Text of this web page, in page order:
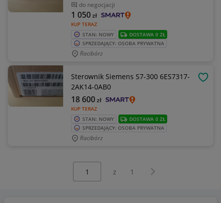
do negocjacji
KUP TERAZ
1 050zł
STAN: NOWY
DOSTAWA 0 ZŁ
SPRZEDAJĄCY: OSOBA PRYWATNA
Racibórz
Sterownik Siemens S7-300 6ES7317-
2AK14-0AB0
KUP TERAZ
18 600zł
STAN: NOWY
DOSTAWA 0 ZŁ
SPRZEDAJĄCY: OSOBA PRYWATNA
Racibórz
z 1 Następna strona